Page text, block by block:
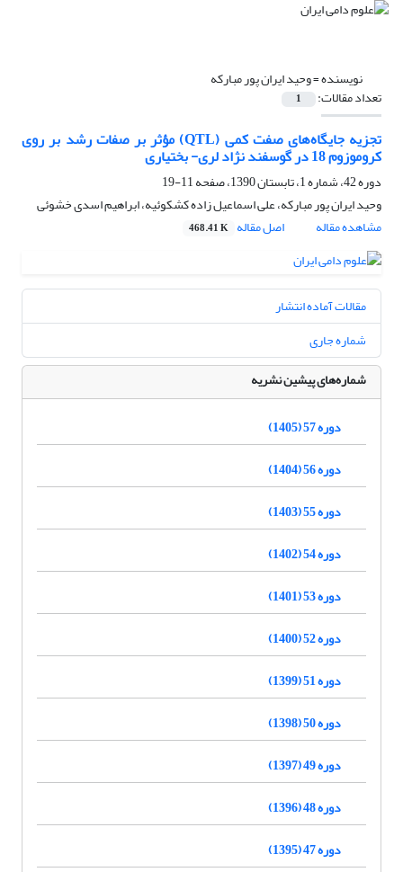
نویسنده =وحید ایران پور مبارکه
تعداد مقالات: 1
تجزیه جایگاه‌های صفت کمی (QTL) مؤثر بر صفات رشد بر روی
کروموزوم 18 در گوسفند نژاد لری- بختیاری
دوره 42، شماره 1، تابستان 1390، صفحه
11-19
وحید ایران پور مبارکه، علی اسماعیل زاده کشکوئیه، ابراهیم اسدی خشوئی
مشاهده مقاله
اصل مقاله 468.41 K
مقالات آماده انتشار
شماره جاری
شماره‌های پیشین نشریه
دوره 57 (1405)
دوره 56 (1404)
دوره 55 (1403)
دوره 54 (1402)
دوره 53 (1401)
دوره 52 (1400)
دوره 51 (1399)
دوره 50 (1398)
دوره 49 (1397)
دوره 48 (1396)
دوره 47 (1395)